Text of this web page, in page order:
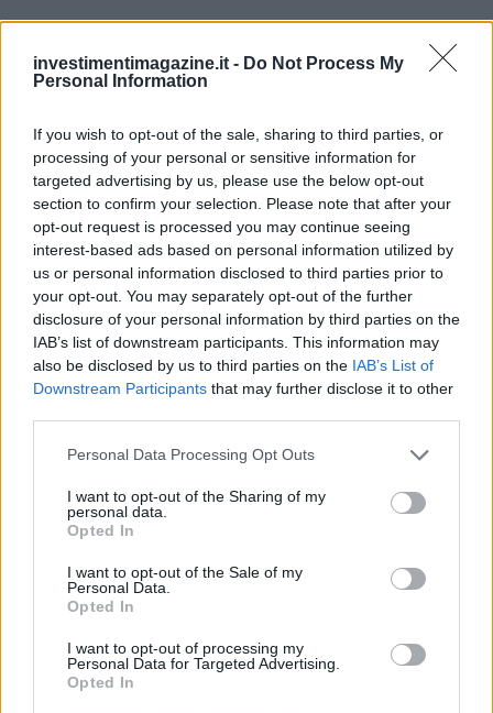
investimentimagazine.it - Do Not Process My
Personal Information
If you wish to opt-out of the sale, sharing to third parties, or
processing of your personal or sensitive information for
targeted advertising by us, please use the below opt-out
section to confirm your selection. Please note that after your
opt-out request is processed you may continue seeing
interest-based ads based on personal information utilized by
us or personal information disclosed to third parties prior to
your opt-out. You may separately opt-out of the further
disclosure of your personal information by third parties on the
IAB’s list of downstream participants. This information may
also be disclosed by us to third parties on the IAB’s List of
Downstream Participants that may further disclose it to other
Please note that this website/app uses one or more Google
not limited to your visit or usage behaviour. You may click to
grant or deny consent to Google and its third-party tags to
use your data for below specified purposes in below Google
consent section.
Personal Data Processing Opt Outs
I want to opt-out of the Sharing of my
personal data.
Opted In
I want to opt-out of the Sale of my
Personal Data.
Opted In
I want to opt-out of processing my
Personal Data for Targeted Advertising.
Opted In
Continua a leggere
CRIPTOVALUTE
per mining
Edoardo Vitali · 9 Ago 2026